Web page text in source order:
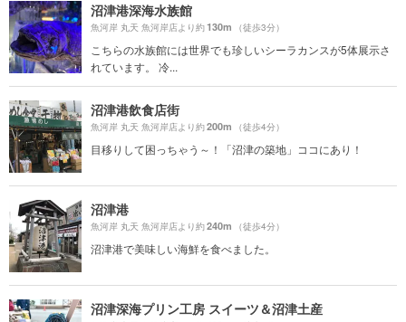
沼津港深海水族館
魚河岸 丸天 魚河岸店より約130m （徒歩3分）
こちらの水族館には世界でも珍しいシーラカンスが5体展示さ
れています。 冷...
沼津港飲食店街
魚河岸 丸天 魚河岸店より約200m （徒歩4分）
目移りして困っちゃう～！「沼津の築地」ココにあり！
沼津港
魚河岸 丸天 魚河岸店より約240m （徒歩4分）
沼津港で美味しい海鮮を食べました。
沼津深海プリン工房 スイーツ＆沼津土産